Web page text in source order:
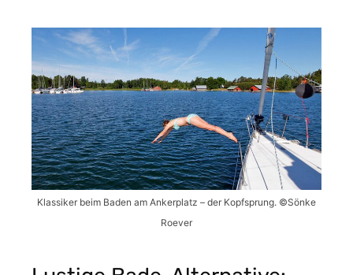
Klassiker beim Baden am Ankerplatz – der Kopfsprung. ©Sönke
Roever